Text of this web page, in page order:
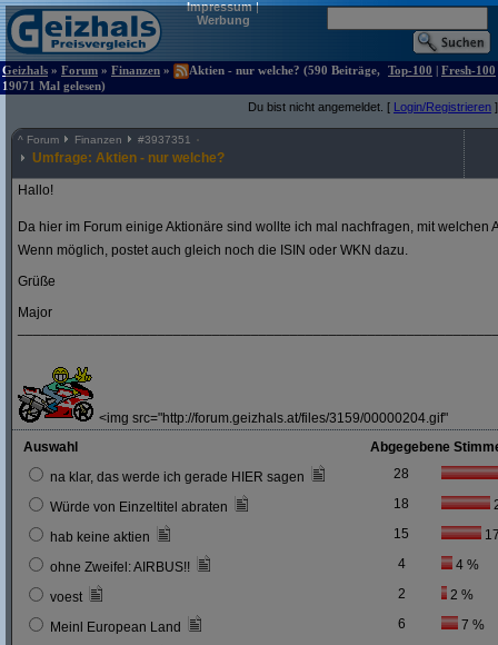
Impressum|
Werbung
Geizhals » Forum » Finanzen »
Aktien - nur welche? (590 Beiträge,
19071 Mal gelesen)
Top-100 | Fresh-100
Du bist nicht angemeldet. [ Login/Registrieren ]
^ Forum Finanzen #3937351
Umfrage: Aktien - nur welche?
Hallo!
Da hier im Forum einige Aktionäre sind wollte ich mal nachfragen, mit welchen
Wenn möglich, postet auch gleich noch die ISIN oder WKN dazu.
Grüße
Major
<img src="http://forum.geizhals.at/files/3159/00000204.gif"
Auswahl
Abgegebene
na klar, das werde ich gerade HIER sagen
28
Würde von Einzeltitel abraten 18
hab keine aktien 15
ohne Zweifel: AIRBUS!! 4 4 %
voest 2 2 %
Meinl European Land 6 7 %